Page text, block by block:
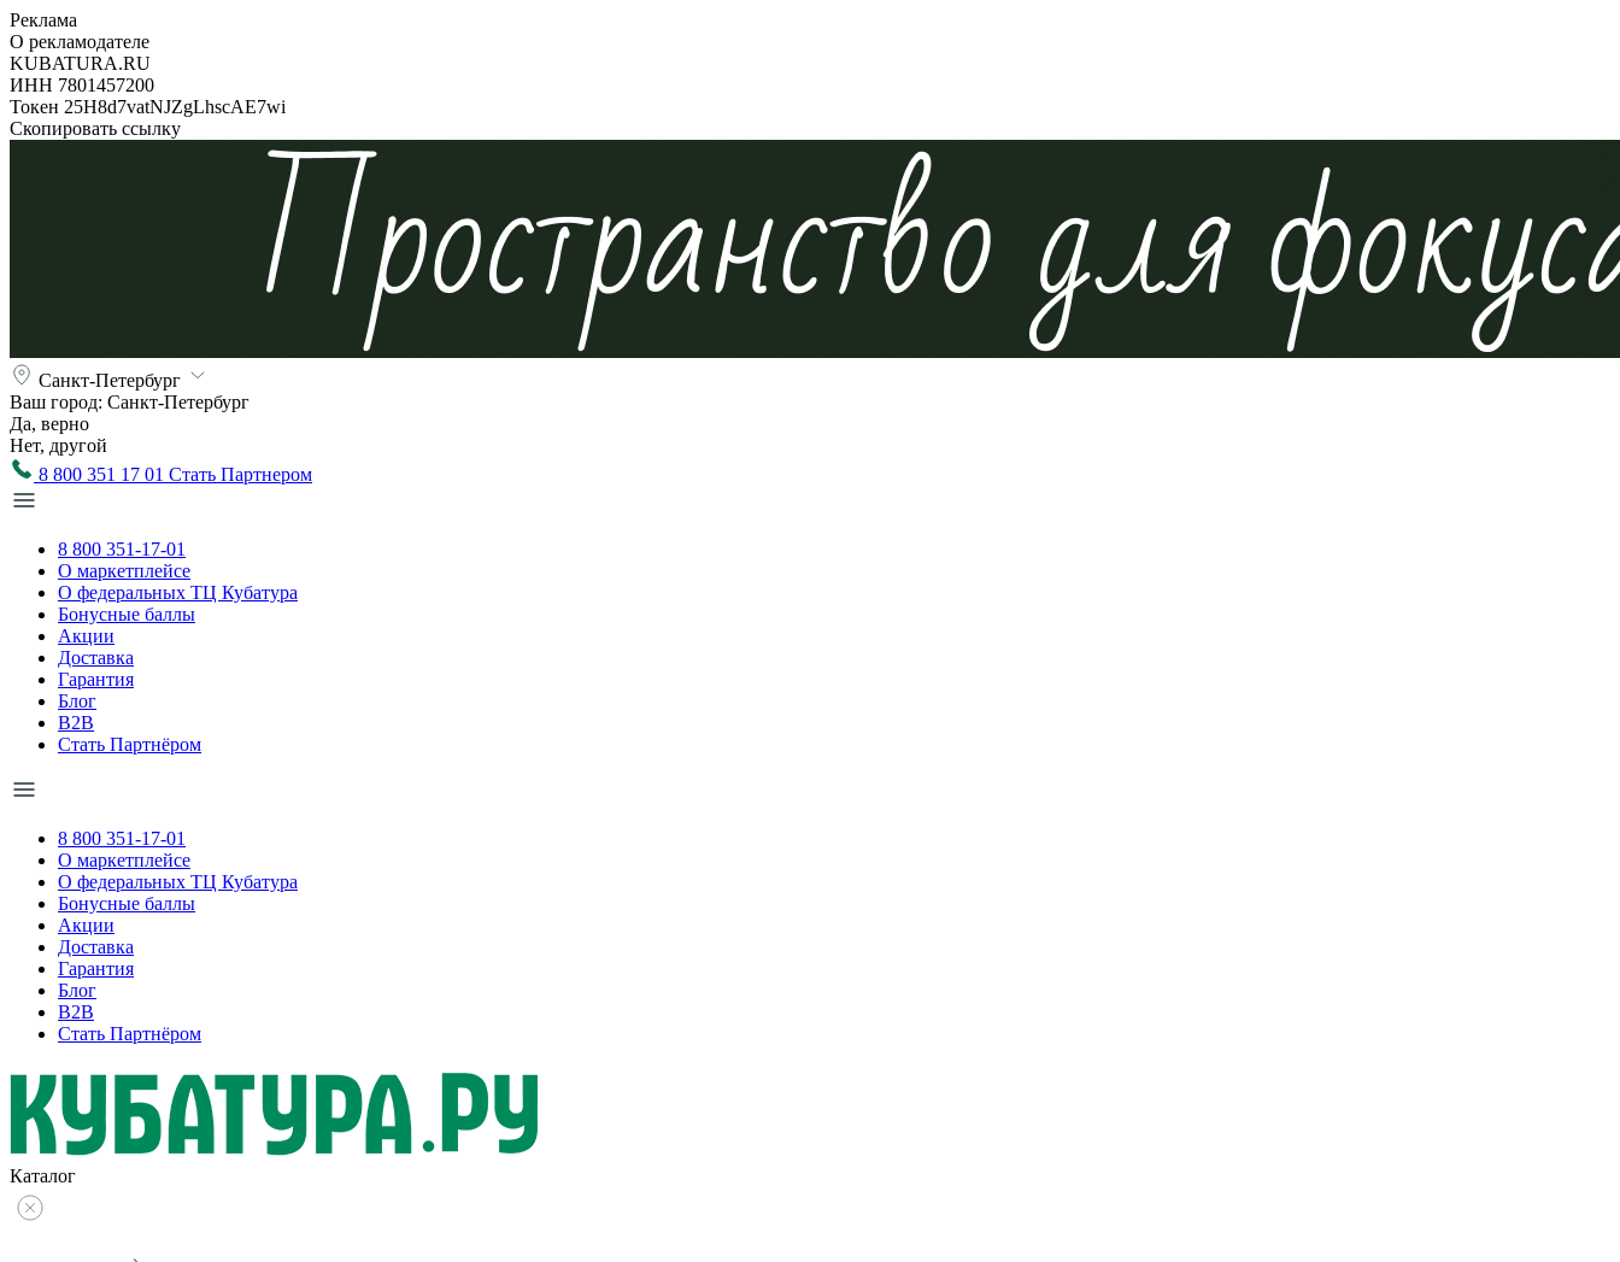
Реклама
О рекламодателе
KUBATURA.RU
ИНН 7801457200
Токен 25H8d7vatNJZgLhscAE7wi
Скопировать ссылку
Санкт-Петербург
Ваш город: Санкт-Петербург
Да, верно
Нет, другой
8 800 351 17 01 Стать Партнером
8 800 351-17-01
О маркетплейсе
О федеральных ТЦ Кубатура
Бонусные баллы
Акции
Доставка
Гарантия
Блог
B2B
Стать Партнёром
8 800 351-17-01
О маркетплейсе
О федеральных ТЦ Кубатура
Бонусные баллы
Акции
Доставка
Гарантия
Блог
B2B
Стать Партнёром
Каталог